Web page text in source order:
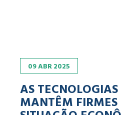
09ABR2025
AS
MANTÊM